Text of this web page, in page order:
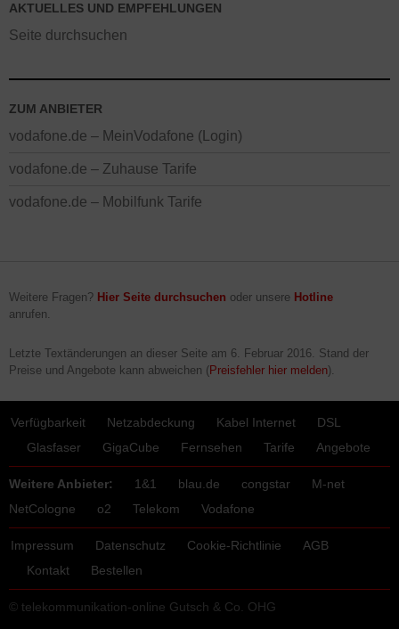
AKTUELLES UND EMPFEHLUNGEN
Seite durchsuchen
ZUM ANBIETER
vodafone.de – MeinVodafone (Login)
vodafone.de – Zuhause Tarife
vodafone.de – Mobilfunk Tarife
Weitere Fragen? Hier Seite durchsuchen oder unsere Hotline
anrufen.
Letzte Textänderungen an dieser Seite am 6. Februar 2016. Stand der
Preise und Angebote kann abweichen (Preisfehler hier melden).
Verfügbarkeit Netzabdeckung Kabel Internet
DSL
Glasfaser
GigaCube Fernsehen Tarife Angebote
Weitere Anbieter: 1&1 blau.de congstar
M-net
NetCologne
o2 Telekom Vodafone
Impressum Datenschutz Cookie-Richtlinie
AGB
Kontakt
Bestellen
© telekommunikation-online Gutsch & Co. OHG